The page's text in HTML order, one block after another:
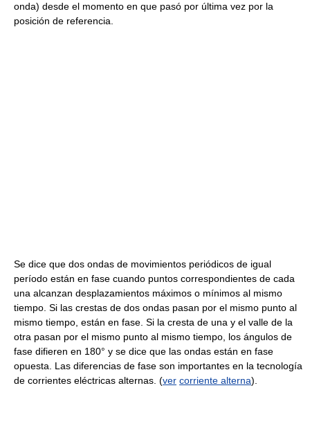
onda) desde el momento en que pasó por última vez por la
posición de referencia.
Se dice que dos ondas de movimientos periódicos de igual
período están en fase cuando puntos correspondientes de cada
una alcanzan desplazamientos máximos o mínimos al mismo
tiempo. Si las crestas de dos ondas pasan por el mismo punto al
mismo tiempo, están en fase. Si la cresta de una y el valle de la
otra pasan por el mismo punto al mismo tiempo, los ángulos de
fase difieren en 180° y se dice que las ondas están en fase
opuesta. Las diferencias de fase son importantes en la tecnología
de corrientes eléctricas alternas. (ver corriente alterna).